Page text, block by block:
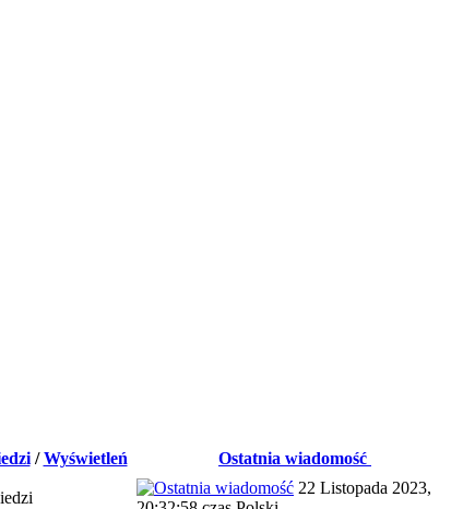
/Wyświetleń
Ostatnia wiadomość
22 Listopada 2023,